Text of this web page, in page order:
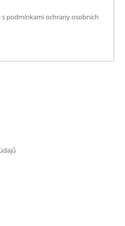
s podmínkami ochrany osobních